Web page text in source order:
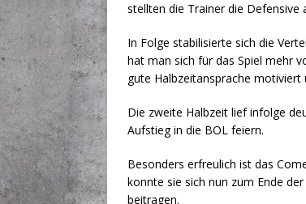
stellten die Trainer die Defensive
In Folge stabilisierte sich die
hat man sich für das Spiel mehr
gute Halbzeitansprache
Die zweite Halbzeit lief infolge
Aufstieg in die BOL feiern.
Besonders erfreulich ist das
konnte sie sich nun zum Ende
beitragen.